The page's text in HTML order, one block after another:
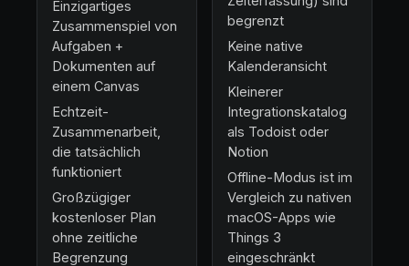
Einzigartiges
Zusammenspiel von
Aufgaben +
Dokumenten auf
einem Canvas
Echtzeit-
Zusammenarbeit,
die tatsächlich
funktioniert
Großzügiger
kostenloser Plan
ohne zeitliche
Begrenzung
begrenzt
Keine native
Kalenderansicht
Kleinerer
Integrationskatalog
als Todoist oder
Notion
Offline-Modus ist im
Vergleich zu nativen
macOS-Apps wie
Things 3
eingeschränkt